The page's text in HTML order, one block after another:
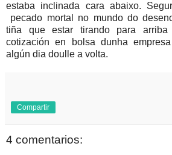
estaba inclinada cara abaixo.
pecado mortal no mundo do
tiña que estar tirando para
cotización en bolsa dunha
algún dia doulle a volta.
Compartir
4 comentarios: